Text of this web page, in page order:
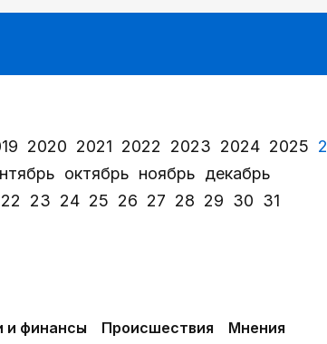
2020 2021 2022 2023 2024 2025
октябрь ноябрь декабрь
22 23 24 25 26 27 28 29 30 31
и финансы Происшествия
Мнения